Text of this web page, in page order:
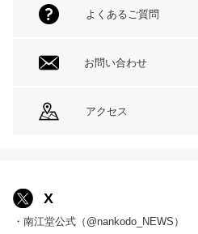
よくあるご質問
お問い合わせ
アクセス
X
・南江堂公式（@nankodo_NEWS）